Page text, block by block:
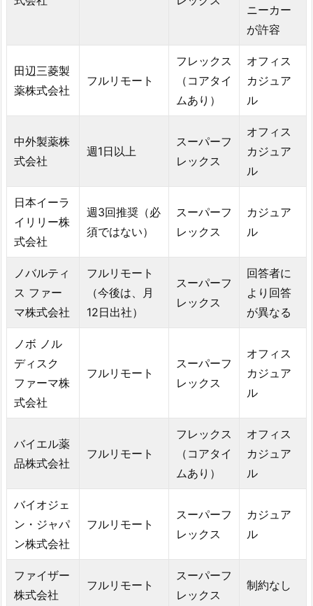
ニーカー
が許容
田辺三菱製
薬株式会社
フルリモート
フレックス
（コアタイ
ムあり）
オフィス
カジュア
ル
中外製薬株
式会社
週1日以上
スーパーフ
レックス
オフィス
カジュア
ル
日本イーラ
イリリー株
式会社
週3回推奨（必
須ではない）
スーパーフ
レックス
カジュア
ル
ノバルティ
ス ファー
マ株式会社
フルリモート
（今後は、月
12日出社）
スーパーフ
レックス
回答者に
より回答
が異なる
ノボ ノル
ディスク
ファーマ株
式会社
フルリモート
スーパーフ
レックス
オフィス
カジュア
ル
バイエル薬
品株式会社
フルリモート
フレックス
（コアタイ
ムあり）
オフィス
カジュア
ル
バイオジェ
ン・ジャパ
ン株式会社
フルリモート
スーパーフ
レックス
カジュア
ル
ファイザー
株式会社
フルリモート
スーパーフ
レックス
制約なし